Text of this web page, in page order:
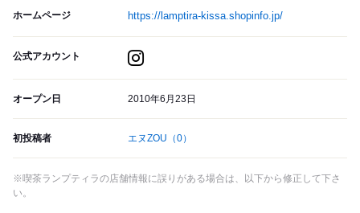
ホームページ https://lamptira-kissa.shopinfo.jp/
公式アカウント
オープン日 2010年6月23日
初投稿者 エヌZOU （0）
※喫茶ランプティラの店舗情報に誤りがある場合は、以下から修正して下さ
い。